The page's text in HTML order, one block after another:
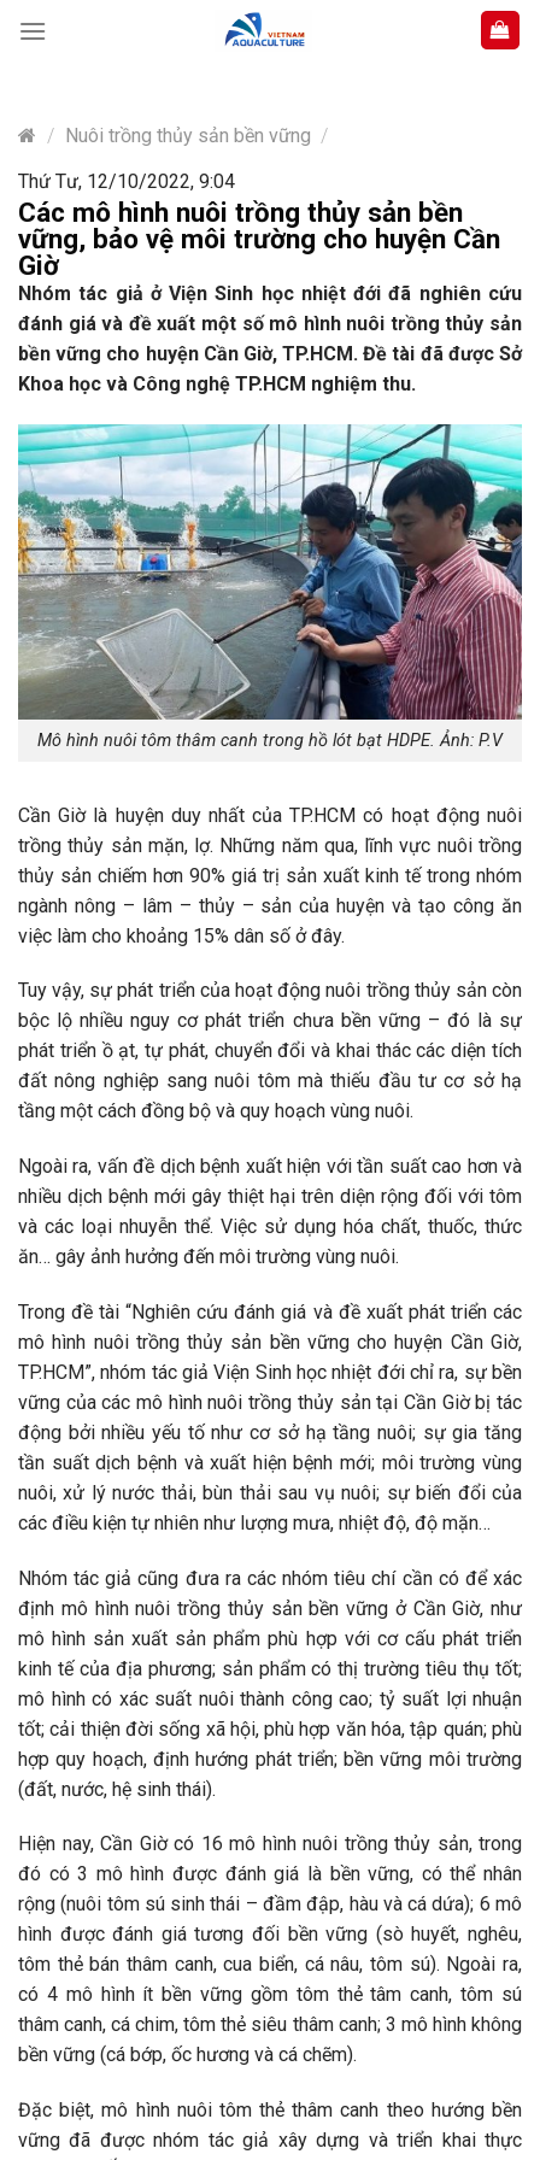
content
/ Nuôi trồng thủy sản bền vững /
Thứ Tư, 12/10/2022, 9:04
Các mô hình nuôi trồng thủy sản bền
vững, bảo vệ môi trường cho huyện Cần
Giờ
Nhóm tác giả ở Viện Sinh học nhiệt đới đã nghiên cứu
đánh giá và đề xuất một số mô hình nuôi trồng thủy sản
bền vững cho huyện Cần Giờ, TP.HCM. Đề tài đã được Sở
Khoa học và Công nghệ TP.HCM nghiệm thu.
Mô hình nuôi tôm thâm canh trong hồ lót bạt HDPE. Ảnh: P.V
Cần Giờ là huyện duy nhất của TP.HCM có hoạt động nuôi
trồng thủy sản mặn, lợ. Những năm qua, lĩnh vực nuôi trồng
thủy sản chiếm hơn 90% giá trị sản xuất kinh tế trong nhóm
ngành nông – lâm – thủy – sản của huyện và tạo công ăn
việc làm cho khoảng 15% dân số ở đây.
Tuy vậy, sự phát triển của hoạt động nuôi trồng thủy sản còn
bộc lộ nhiều nguy cơ phát triển chưa bền vững – đó là sự
phát triển ồ ạt, tự phát, chuyển đổi và khai thác các diện tích
đất nông nghiệp sang nuôi tôm mà thiếu đầu tư cơ sở hạ
tầng một cách đồng bộ và quy hoạch vùng nuôi.
Ngoài ra, vấn đề dịch bệnh xuất hiện với tần suất cao hơn và
nhiều dịch bệnh mới gây thiệt hại trên diện rộng đối với tôm
và các loại nhuyễn thể. Việc sử dụng hóa chất, thuốc, thức
ăn… gây ảnh hưởng đến môi trường vùng nuôi.
Trong đề tài “Nghiên cứu đánh giá và đề xuất phát triển các
mô hình nuôi trồng thủy sản bền vững cho huyện Cần Giờ,
TP.HCM”, nhóm tác giả Viện Sinh học nhiệt đới chỉ ra, sự bền
vững của các mô hình nuôi trồng thủy sản tại Cần Giờ bị tác
động bởi nhiều yếu tố như cơ sở hạ tầng nuôi; sự gia tăng
tần suất dịch bệnh và xuất hiện bệnh mới; môi trường vùng
nuôi, xử lý nước thải, bùn thải sau vụ nuôi; sự biến đổi của
các điều kiện tự nhiên như lượng mưa, nhiệt độ, độ mặn…
Nhóm tác giả cũng đưa ra các nhóm tiêu chí cần có để xác
định mô hình nuôi trồng thủy sản bền vững ở Cần Giờ, như
mô hình sản xuất sản phẩm phù hợp với cơ cấu phát triển
kinh tế của địa phương; sản phẩm có thị trường tiêu thụ tốt;
mô hình có xác suất nuôi thành công cao; tỷ suất lợi nhuận
tốt; cải thiện đời sống xã hội, phù hợp văn hóa, tập quán; phù
hợp quy hoạch, định hướng phát triển; bền vững môi trường
(đất, nước, hệ sinh thái).
Hiện nay, Cần Giờ có 16 mô hình nuôi trồng thủy sản, trong
đó có 3 mô hình được đánh giá là bền vững, có thể nhân
rộng (nuôi tôm sú sinh thái – đầm đập, hàu và cá dứa); 6 mô
hình được đánh giá tương đối bền vững (sò huyết, nghêu,
tôm thẻ bán thâm canh, cua biển, cá nâu, tôm sú). Ngoài ra,
có 4 mô hình ít bền vững gồm tôm thẻ tâm canh, tôm sú
thâm canh, cá chim, tôm thẻ siêu thâm canh; 3 mô hình không
bền vững (cá bớp, ốc hương và cá chẽm).
Đặc biệt, mô hình nuôi tôm thẻ thâm canh theo hướng bền
vững đã được nhóm tác giả xây dựng và triển khai thực